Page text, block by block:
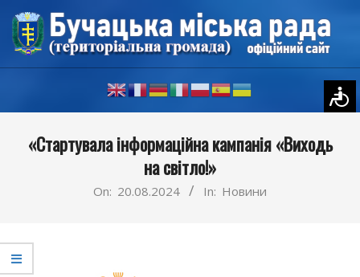
Skip
content
Navigation«Стартувала інформаційна кампанія «Виходь
на світло!»
On: 20.08.2024 In: Новини